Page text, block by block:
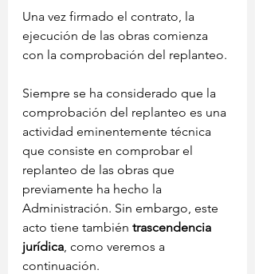
Una vez firmado el contrato, la
ejecución de las obras comienza
con la comprobación del replanteo.
Siempre se ha considerado que la
comprobación del replanteo es una
actividad eminentemente técnica
que consiste en comprobar el
replanteo de las obras que
previamente ha hecho la
Administración. Sin embargo, este
acto tiene también trascendencia
jurídica, como veremos a
continuación.